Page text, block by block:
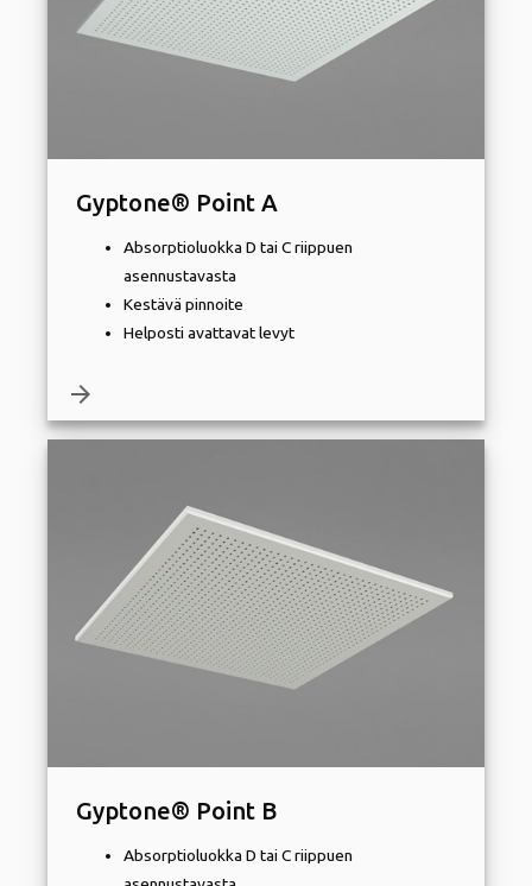
Gyptone® Point A
Absorptioluokka D tai C riippuen
asennustavasta
Kestävä pinnoite
Helposti avattavat levyt
arrow_forward
Gyptone® Point B
Absorptioluokka D tai C riippuen